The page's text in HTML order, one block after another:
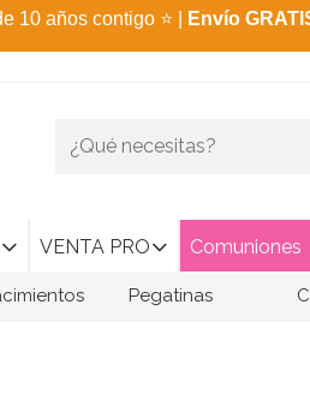
10 años contigo ⭐ Envío
VENTA PRO Comuniones
Pegatinas